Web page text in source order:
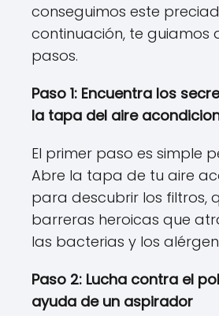
conseguimos este
continuación, te guiamos
pasos.
Paso 1: Encuentra los
la tapa del aire
El primer paso es simple
Abre la tapa de tu aire
para descubrir los filtros,
barreras heroicas que
las bacterias y los
Paso 2: Lucha contra el
ayuda de un aspirador